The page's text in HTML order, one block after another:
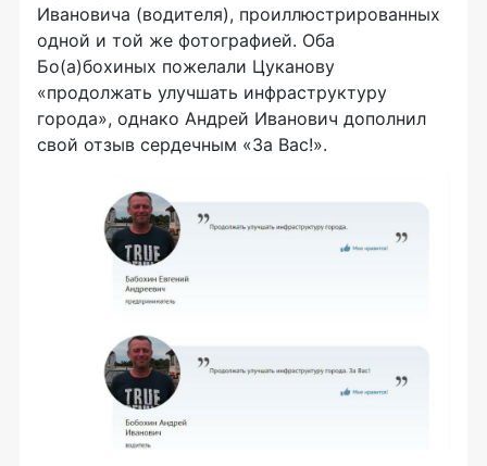
Ивановича (водителя), проиллюстрированных
одной и той же фотографией. Оба
Бо(а)бохиных пожелали Цуканову
«продолжать улучшать инфраструктуру
города», однако Андрей Иванович дополнил
свой отзыв сердечным «За Вас!».